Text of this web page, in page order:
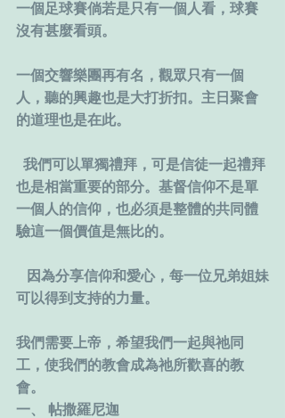
一個足球賽倘若是只有一個人看，球賽
沒有甚麼看頭。
一個交響樂團再有名，觀眾只有一個
人，聽的興趣也是大打折扣。主日聚會
的道理也是在此。
也是相當重要的部分。基督信仰不是單
一個人的信仰，也必須是整體的共同體
驗這一個價值是無比的。
可以得到支持的力量。
我們需要上帝，希望我們一起與祂同
工，使我們的教會成為祂所歡喜的教
會。
一、 帖撒羅尼迦